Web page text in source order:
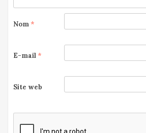
Nom *
E-mail *
Site web